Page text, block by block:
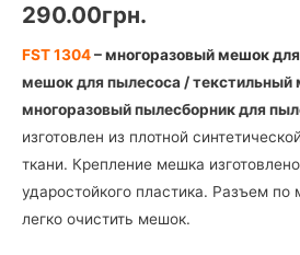
290.00грн.
FST 1304–многоразовый мешок
мешок для пылесоса / текстильный
многоразовый пылесборник для
изготовлен из плотной
ткани. Крепление мешка
ударостойкого пластика. Разъем по
легко очистить мешок.